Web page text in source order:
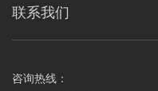
联系我们
咨询热线：